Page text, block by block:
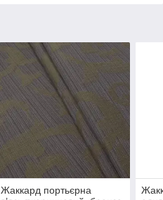
Жаккард портьєрна